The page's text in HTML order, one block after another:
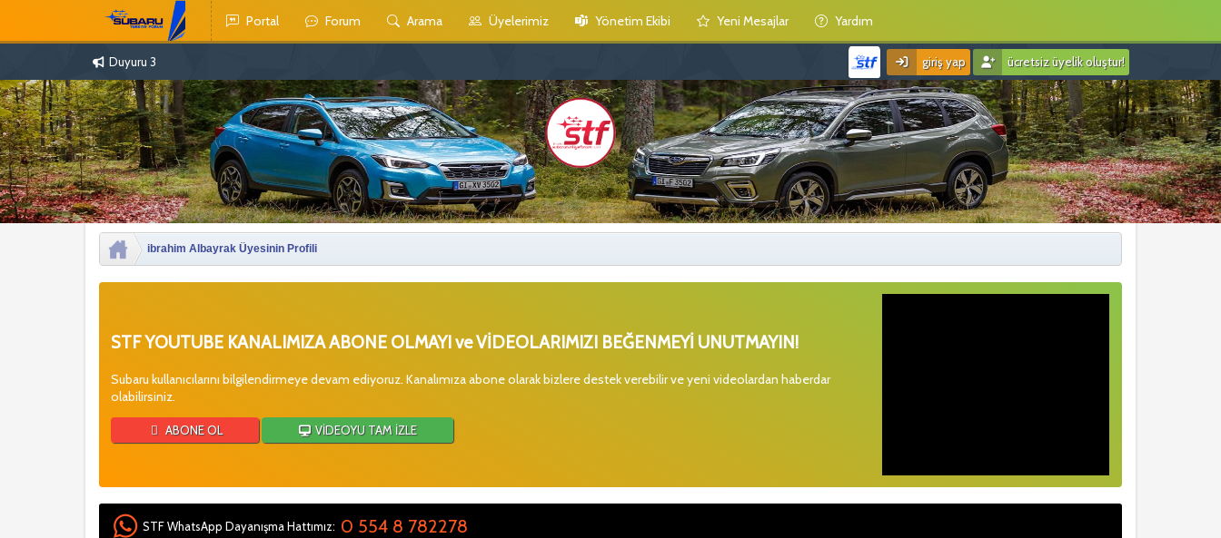
Portal Forum Arama Üyelerimiz Yönetim Ekibi Yeni Mesajlar Yardım
Duyuru 3 giriş yap ücretsiz üyelik oluştur!
ibrahim Albayrak Üyesinin Profili
STF YOUTUBE KANALIMIZA ABONE OLMAYI ve VİDEOLARIMIZI BEĞENMEYİ UNUTMAYIN!
Subaru kullanıcılarını bilgilendirmeye devam ediyoruz. Kanalımıza abone olarak bizlere destek verebilir ve yeni videolardan haberdar
olabilirsiniz.
ABONE OL VİDEOYU TAM İZLE
STF WhatsApp Dayanışma Hattımız: 0 554 8 782278